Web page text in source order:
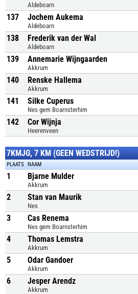
Aldeboarn
137 Jochem Aukema
Aldeboarn
138 Frederik van der Wal
Aldeboarn
139 Annemarie Wijngaarden
Akkrum
140 Renske Hallema
Akkrum
141 Silke Cuperus
Nes gem Boarnsterhim
142 Cor Wijnja
Heerenveen
7KMJG, 7 KM (GEEN WEDSTRIJD!)
PLAATS NAAM
1 Bjarne Mulder
Akkrum
2 Stan van Maurik
Nes
3 Cas Renema
Nes gem Boarnsterhim
4 Thomas Lemstra
Akkrum
5 Odar Gandoer
Akkrum
6 Jesper Arendz
Akkrum